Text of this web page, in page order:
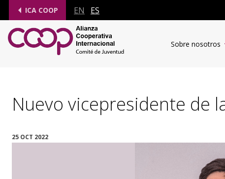
ICA COOP EN ES
Sobre nosotros
Nuevo vicepresidente de
25 OCT 2022